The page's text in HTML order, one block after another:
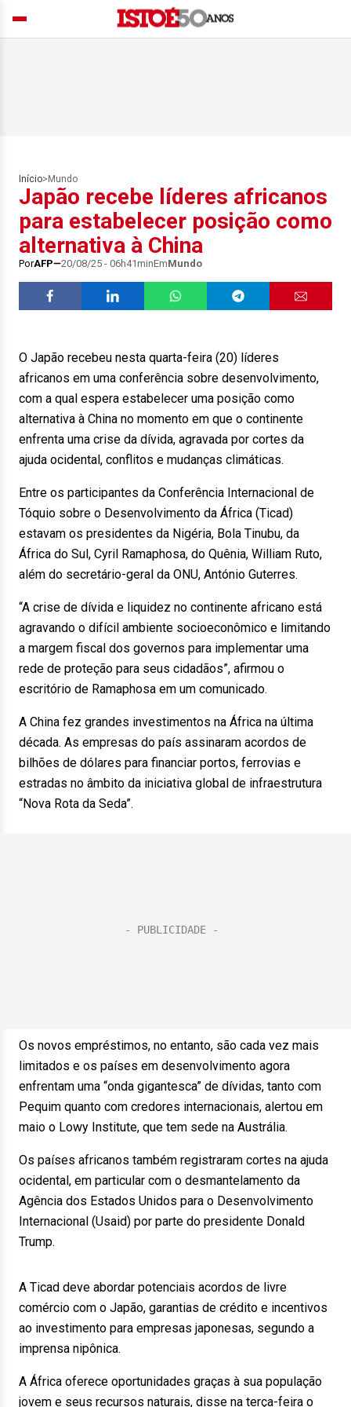
Início> Mundo
Japão recebe líderes africanos
para estabelecer posição como
alternativa à China
PorAFP 20/08/25 - 06h41minEmMundo
O Japão recebeu nesta quarta-feira (20) líderes
africanos em uma conferência sobre desenvolvimento,
com a qual espera estabelecer uma posição como
alternativa à China no momento em que o continente
enfrenta uma crise da dívida, agravada por cortes da
ajuda ocidental, conflitos e mudanças climáticas.
Entre os participantes da Conferência Internacional de
Tóquio sobre o Desenvolvimento da África (Ticad)
estavam os presidentes da Nigéria, Bola Tinubu, da
África do Sul, Cyril Ramaphosa, do Quênia, William Ruto,
além do secretário-geral da ONU, António Guterres.
“A crise de dívida e liquidez no continente africano está
agravando o difícil ambiente socioeconômico e limitando
a margem fiscal dos governos para implementar uma
rede de proteção para seus cidadãos”, afirmou o
escritório de Ramaphosa em um comunicado.
A China fez grandes investimentos na África na última
década. As empresas do país assinaram acordos de
bilhões de dólares para financiar portos, ferrovias e
estradas no âmbito da iniciativa global de infraestrutura
“Nova Rota da Seda”.
Os novos empréstimos, no entanto, são cada vez mais
limitados e os países em desenvolvimento agora
enfrentam uma “onda gigantesca” de dívidas, tanto com
Pequim quanto com credores internacionais, alertou em
maio o Lowy Institute, que tem sede na Austrália.
Os países africanos também registraram cortes na ajuda
ocidental, em particular com o desmantelamento da
Agência dos Estados Unidos para o Desenvolvimento
Internacional (Usaid) por parte do presidente Donald
Trump.
A Ticad deve abordar potenciais acordos de livre
comércio com o Japão, garantias de crédito e incentivos
ao investimento para empresas japonesas, segundo a
imprensa nipônica.
A África oferece oportunidades graças à sua população
jovem e seus recursos naturais, disse na terça-feira o